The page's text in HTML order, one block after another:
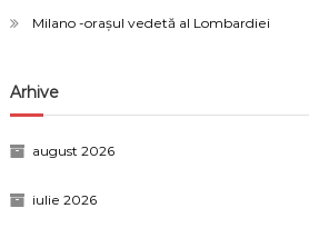
Milano -orașul vedetă al Lombardiei
Arhive
august 2026
iulie 2026